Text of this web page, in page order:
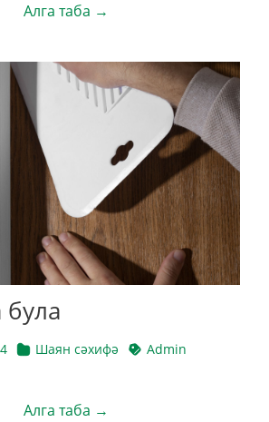
Алга таба →
Шаян сәхифә Admin
Алга таба →